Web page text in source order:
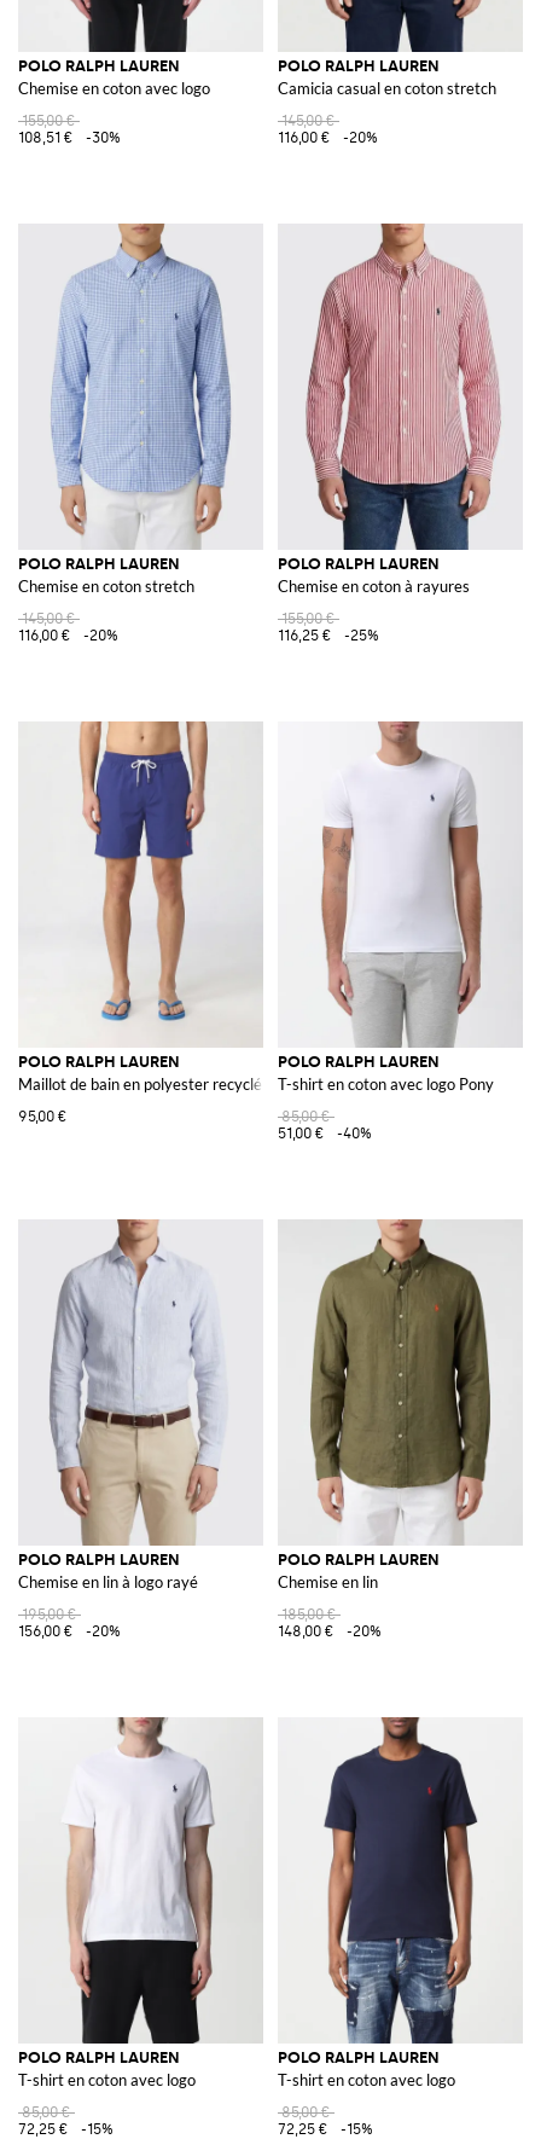
POLO RALPH LAUREN
Chemise en coton avec logo
155,00 €
108,51 €
-30%
POLO RALPH LAUREN
Camicia casual en coton stretch
145,00 €
116,00 €
-20%
POLO RALPH LAUREN
Chemise en coton stretch
145,00 €
116,00 €
-20%
POLO RALPH LAUREN
Chemise en coton à rayures
155,00 €
116,25 €
-25%
POLO RALPH LAUREN
Maillot de bain en polyester recyclé
95,00 €
POLO RALPH LAUREN
T-shirt en coton avec logo Pony
85,00 €
51,00 €
-40%
POLO RALPH LAUREN
Chemise en lin à logo rayé
195,00 €
156,00 €
-20%
POLO RALPH LAUREN
Chemise en lin
185,00 €
148,00 €
-20%
POLO RALPH LAUREN
T-shirt en coton avec logo
85,00 €
72,25 €
-15%
POLO RALPH LAUREN
T-shirt en coton avec logo
85,00 €
72,25 €
-15%